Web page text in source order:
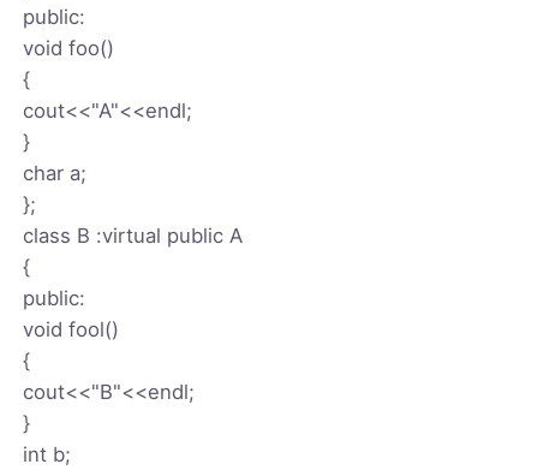
public:
void foo()
{
cout<<"A"<<endl;
}
char a;
};
class B :virtual public A
{
public:
void fool()
{
cout<<"B"<<endl;
}
int b;